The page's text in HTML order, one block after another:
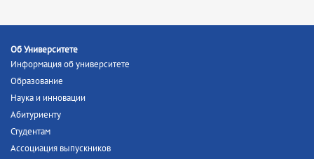
Об Университете
Информация об университете
Образование
Наука и инновации
Абитуриенту
Студентам
Ассоциация выпускников